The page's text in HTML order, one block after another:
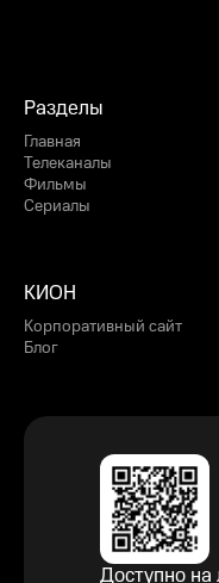
Разделы
Главная
Телеканалы
Фильмы
Сериалы
КИОН
Корпоративный сайт
Блог
Доступно